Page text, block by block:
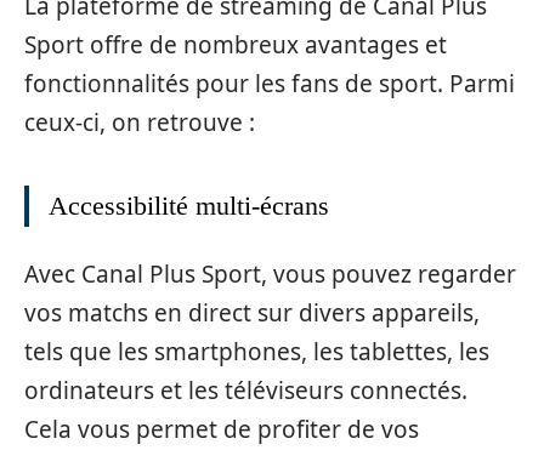
La plateforme de streaming de Canal Plus
Sport offre de nombreux avantages et
fonctionnalités pour les fans de sport. Parmi
ceux-ci, on retrouve :
Accessibilité multi-écrans
Avec Canal Plus Sport, vous pouvez regarder
vos matchs en direct sur divers appareils,
tels que les smartphones, les tablettes, les
ordinateurs et les téléviseurs connectés.
Cela vous permet de profiter de vos